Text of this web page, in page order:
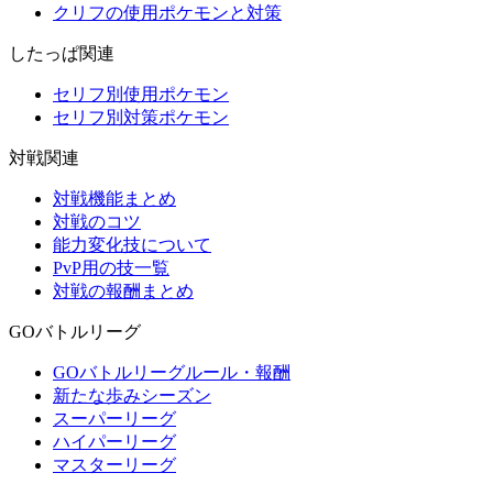
クリフの使用ポケモンと対策
したっぱ関連
セリフ別使用ポケモン
セリフ別対策ポケモン
対戦関連
対戦機能まとめ
対戦のコツ
能力変化技について
PvP用の技一覧
対戦の報酬まとめ
GOバトルリーグ
GOバトルリーグルール・報酬
新たな歩みシーズン
スーパーリーグ
ハイパーリーグ
マスターリーグ